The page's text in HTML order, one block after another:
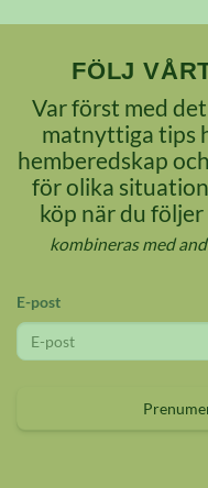
FÖLJ
Var först med
matnyttiga tips
hemberedskap
för olika
köp när du
kombineras med
E-post